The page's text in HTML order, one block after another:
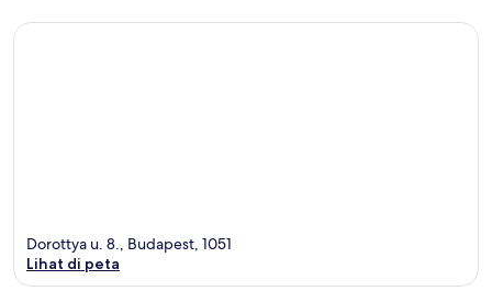
Dorottya u. 8., Budapest, 1051
Lihat di peta